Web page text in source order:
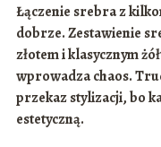
Łączenie srebra z
dobrze. Zestawienie
złotemi klasycznym
wprowadza chaos.
przekaz stylizacji, bo
estetyczną.